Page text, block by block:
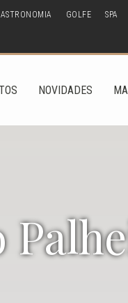
GOLFE SPA
NOVIDADES